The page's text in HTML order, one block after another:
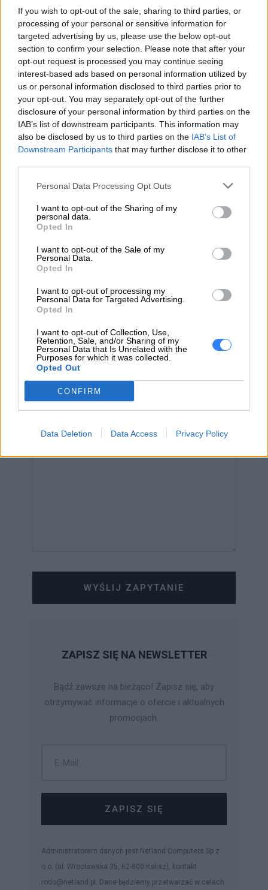
If you wish to opt-out of the sale, sharing to third parties, or
processing of your personal or sensitive information for
targeted advertising by us, please use the below opt-out
section to confirm your selection. Please note that after your
opt-out request is processed you may continue seeing
interest-based ads based on personal information utilized by
us or personal information disclosed to third parties prior to
your opt-out. You may separately opt-out of the further
disclosure of your personal information by third parties on the
IAB’s list of downstream participants. This information may
also be disclosed by us to third parties on the IAB’s List of
Downstream Participants that may further disclose it to other
Personal Data Processing Opt Outs
I want to opt-out of the Sharing of my
personal data.
Opted In
I want to opt-out of the Sale of my
Personal Data.
Opted In
I want to opt-out of processing my
Personal Data for Targeted Advertising.
Opted In
I want to opt-out of Collection, Use,
Retention, Sale, and/or Sharing of my
Personal Data that Is Unrelated with the
Purposes for which it was collected.
Opted Out
CONFIRM
Data Deletion Data Access Privacy Policy
producenta
Telefon: +1 (855) 253-6686
https://lenovo.com
Podmiot
odpowiedzialny
Lenovo Technology B.V. Sp. z
o.o.
ul. Gottlieba Daimlera 1
02-460 Warszawa
info_pl@lenovo.com
https://lenovo.com
https://support.lenovo.com/pl/pl/
Zapytanie o "Bateria Lenovo 34Wh 5B10J46561"
EMAIL
WYŚLIJ ZAPYTANIE
ZAPISZ SIĘ NA NEWSLETTER
Bądź zawsze na bieżąco! Zapisz się, aby
otrzymywać informacje o ofercie i aktualnych
promocjach.
ZAPISZ SIĘ
Administratorem danych jest Netland Computers Sp z
o.o. (ul. Wrocławska 35, 62-800 Kalisz), kontakt:
rodo@netland.pl. Dane będziemy przetwarzać w celach